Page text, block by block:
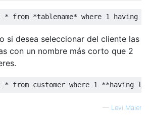
* from *tablename* where 1 having
si desea seleccionar del cliente las
con un nombre más corto que 2
* from customer where 1 **having
— Levi Maier